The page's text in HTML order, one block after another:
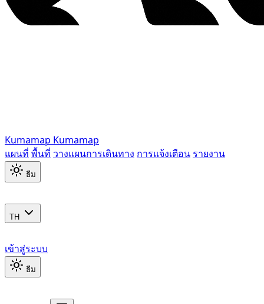
Kumamap Kumamap
แผนที่ พื้นที่ วางแผนการเดินทาง การแจ้งเตือน รายงาน
ธีม
TH
เข้าสู่ระบบ
ธีม